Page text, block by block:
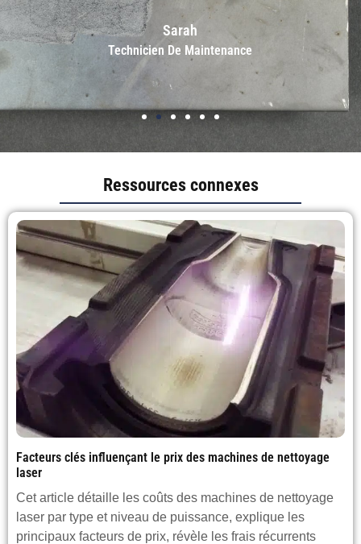
Sarah
Technicien De Maintenance
Ressources connexes
Facteurs clés influençant le prix des machines de nettoyage
laser
Cet article détaille les coûts des machines de nettoyage
laser par type et niveau de puissance, explique les
principaux facteurs de prix, révèle les frais récurrents